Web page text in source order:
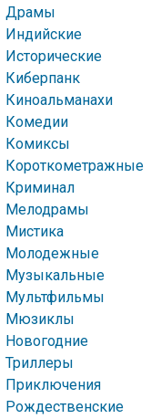
Драмы
Индийские
Исторические
Киберпанк
Киноальманахи
Комедии
Комиксы
Короткометражные
Криминал
Мелодрамы
Мистика
Молодежные
Музыкальные
Мультфильмы
Мюзиклы
Новогодние
Триллеры
Приключения
Рождественские